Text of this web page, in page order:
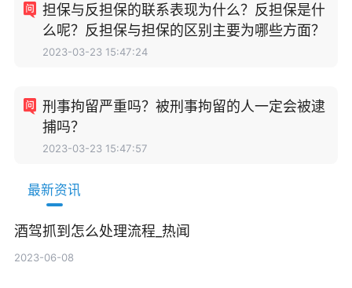
担保与反担保的联系表现为什么？反担保是什
么呢？反担保与担保的区别主要为哪些方面？
2023-03-23 15:47:24
刑事拘留严重吗？被刑事拘留的人一定会被逮
捕吗？
2023-03-23 15:47:57
最新资讯
酒驾抓到怎么处理流程_热闻
2023-06-08